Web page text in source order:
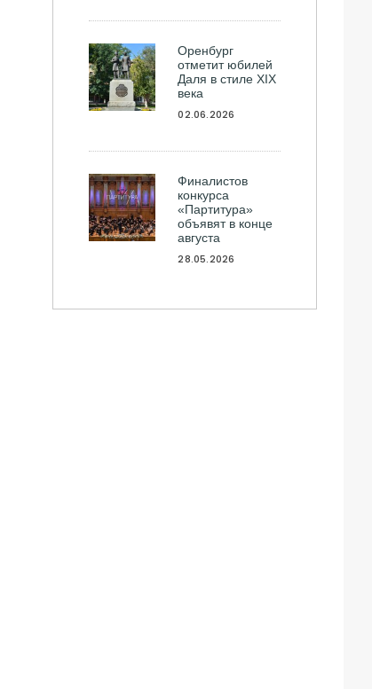
Оренбург
отметит юбилей
Даля в стиле XIX
века
02.06.2026
Финалистов
конкурса
«Партитура»
объявят в конце
августа
28.05.2026